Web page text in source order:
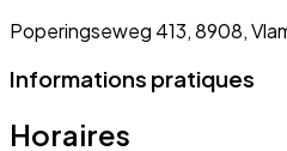
Poperingseweg 413, 8908,
Informations pratiques
Horaires